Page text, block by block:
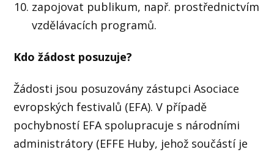
zapojovat publikum, např. prostřednictvím
vzdělávacích programů.
Kdo žádost posuzuje?
Žádosti jsou posuzovány zástupci Asociace
evropských festivalů (EFA). V případě
pochybností EFA spolupracuje s národními
administrátory (EFFE Huby, jehož součástí je